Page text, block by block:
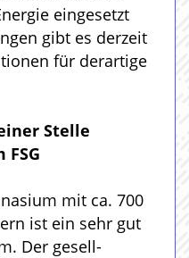
eingesetzt
gibt es derzeit
für derartige
Stelle
mit ca. 700
ist ein sehr gut
Der gesell-